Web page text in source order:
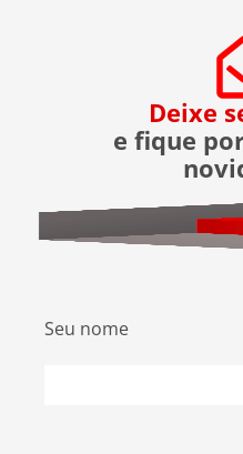
Deixe
e fique
Seu nome